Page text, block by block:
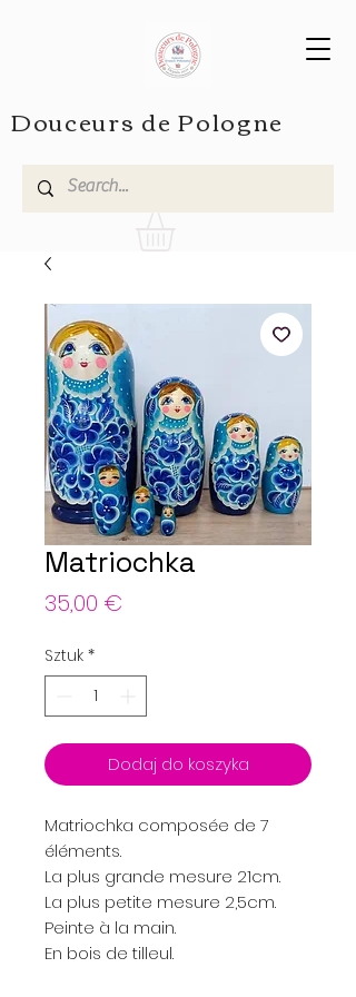
Douceurs de Pologne
Matriochka
35,00 €
Sztuk *
Dodaj do koszyka
Matriochka composée de 7
éléments.
La plus grande mesure 21cm.
La plus petite mesure 2,5cm.
Peinte à la main.
En bois de tilleul.